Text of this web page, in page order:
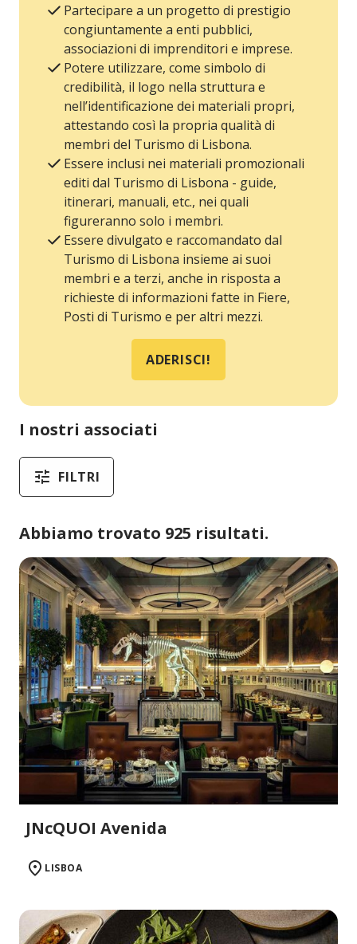
Partecipare a un progetto di prestigio
congiuntamente a enti pubblici,
associazioni di imprenditori e imprese.
Potere utilizzare, come simbolo di
credibilità, il logo nella struttura e
nell’identificazione dei materiali propri,
attestando così la propria qualità di
membri del Turismo di Lisbona.
Essere inclusi nei materiali promozionali
editi dal Turismo di Lisbona - guide,
itinerari, manuali, etc., nei quali
figureranno solo i membri.
Essere divulgato e raccomandato dal
Turismo di Lisbona insieme ai suoi
membri e a terzi, anche in risposta a
richieste di informazioni fatte in Fiere,
Posti di Turismo e per altri mezzi.
ADERISCI!
I nostri associati
FILTRI
Abbiamo trovato 925 risultati.
JNcQUOI Avenida
LISBOA